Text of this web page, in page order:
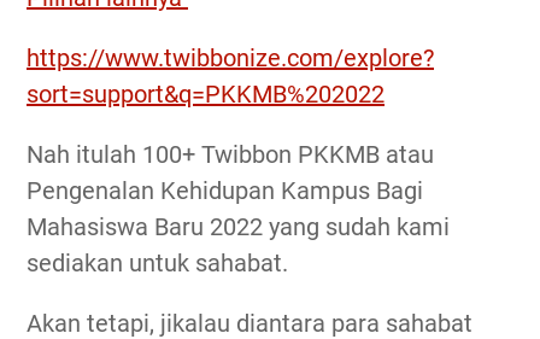
https://www.twibbonize.com/explore?
sort=support&q=PKKMB%202022
Nah itulah 100+ Twibbon PKKMB atau
Pengenalan Kehidupan Kampus Bagi
Mahasiswa Baru 2022 yang sudah kami
sediakan untuk sahabat.
Akan tetapi, jikalau diantara para sahabat